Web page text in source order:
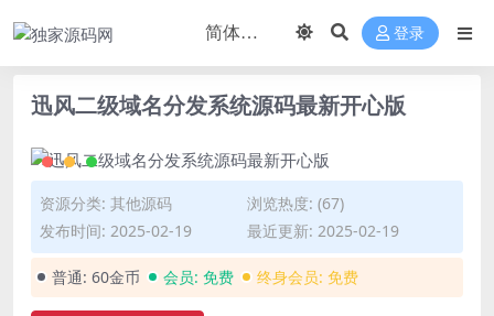
登录
迅风二级域名分发系统源码最新开心版
资源分类: 其他源码
浏览热度: (67)
发布时间: 2025-02-19
最近更新: 2025-02-19
普通: 60金币 会员: 免费 终身会员: 免费